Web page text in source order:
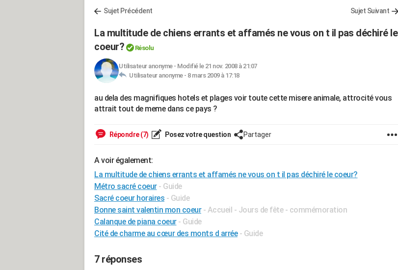
Sujet Précédent Sujet Suivant
La multitude de chiens errants et affamés ne vous on t il pas déchiré le
coeur?
Résolu
Utilisateur anonyme- Modifié le 21 nov. 2008 à 21:07
Utilisateur anonyme - 8 mars 2009 à 17:18
au dela des magnifiques hotels et plages voir toute cette misere animale, attrocité vous
attrait tout de meme dans ce pays ?
Répondre (7) Posez votre question Partager
A voir également:
La multitude de chiens errants et affamés ne vous on t il pas déchiré le coeur?
Métro sacré coeur - Guide
Sacré coeur horaires - Guide
Bonne saint valentin mon coeur - Accueil - Jours de fête - commémoration
Calanque de piana coeur - Guide
Cité de charme au cœur des monts d arrée - Guide
7 réponses